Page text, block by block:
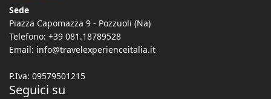
Sede
Piazza Capomazza 9 - Pozzuoli (Na)
Telefono: +39 081.18789528
Email: info@travelexperienceitalia.it
P.Iva: 09579501215
Seguici su